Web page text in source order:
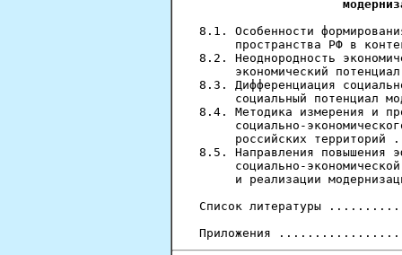
8.1. Особенности
пространства РФ в
8.2. Неоднородность
экономический
8.3. Дифференциация
социальный потенциал
8.4. Методика измерения и
социально-
российских территорий
8.5. Направления повышения
социально-
и реализации
Список литературы